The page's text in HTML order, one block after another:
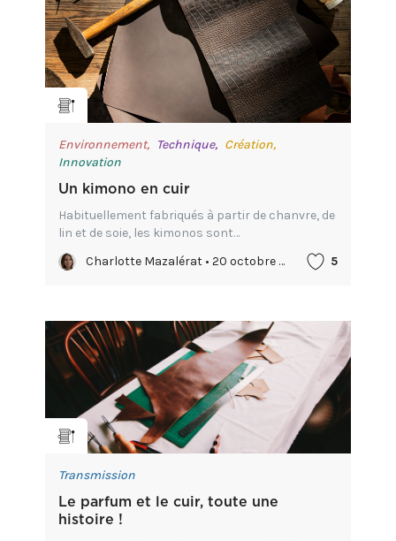
Environnement, Technique, Création,
Innovation
Un kimono en cuir
Habituellement fabriqués à partir de chanvre, de
lin et de soie, les kimonos sont
traditionnellement conçus en tissu. Une styliste
japonaise, Tomoe Shinohara a conçu un kimono
Charlotte Mazalérat • 20 octobre 2023 5
Transmission
Le parfum et le cuir, toute une
histoire !